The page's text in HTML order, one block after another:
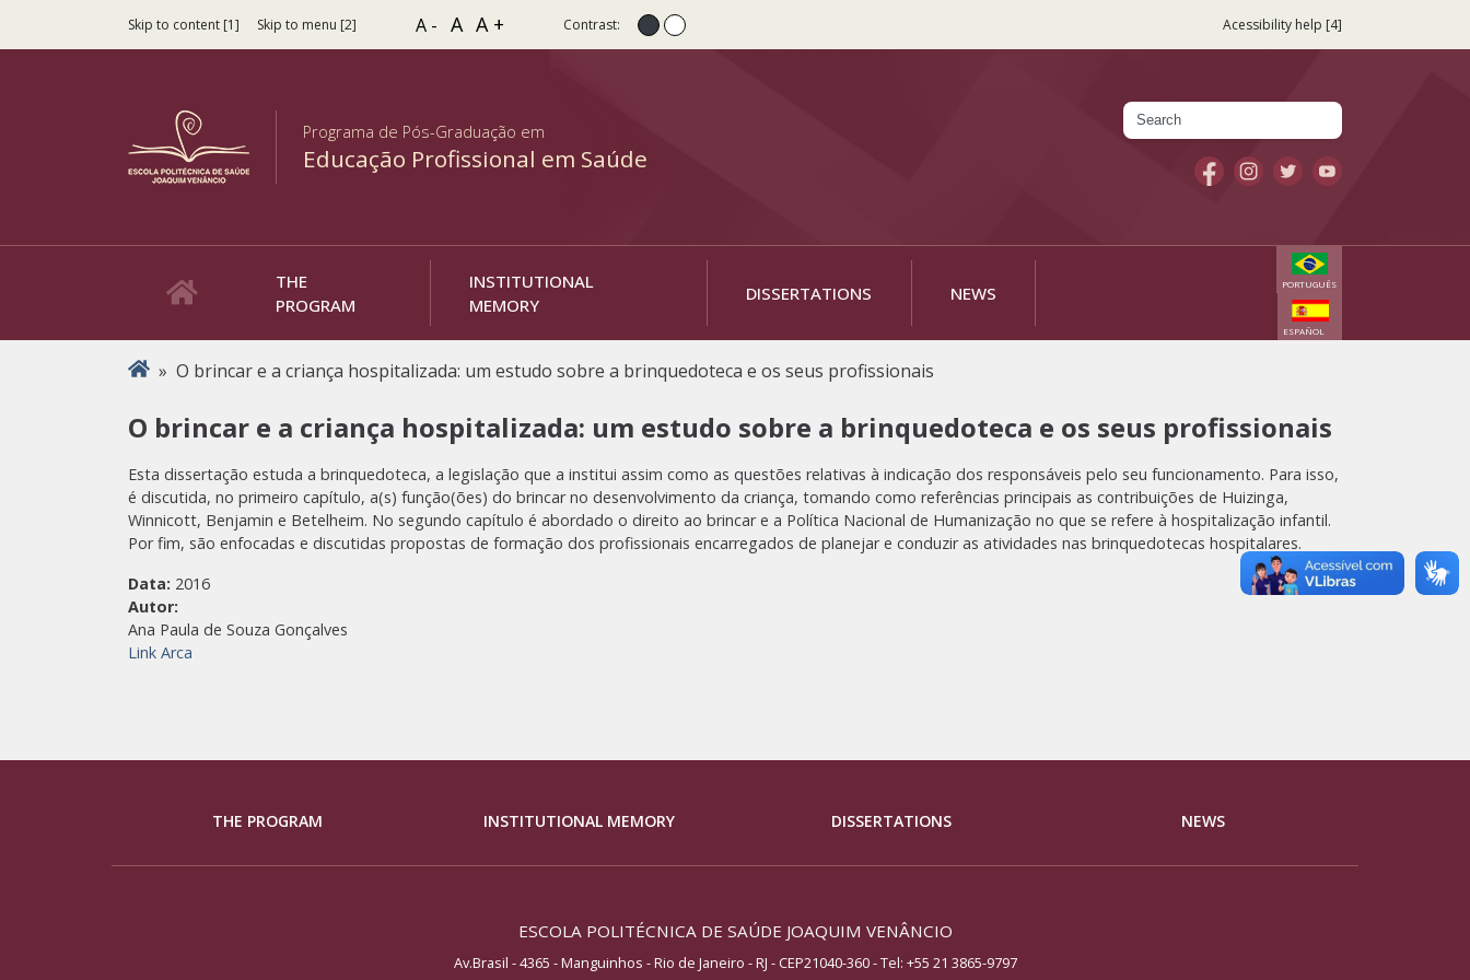
Skip to content [1] Skip to menu [2] A - A A + Contrast: Normal contrast
High contrast Acessibility help [4]
Programa de Pós-Graduação em
Educação Profissional em Saúde
Search form
Search
THE
PROGRAM
INSTITUTIONAL
MEMORY
DISSERTATIONS NEWS PORTUGUÊS
ESPAÑOL
You are here
» O brincar e a criança hospitalizada: um estudo sobre a brinquedoteca e os seus profissionais
O brincar e a criança hospitalizada: um estudo sobre a brinquedoteca e os seus profissionais
Esta dissertação estuda a brinquedoteca, a legislação que a institui assim como as questões relativas à indicação dos responsáveis pelo seu funcionamento. Para isso,
é discutida, no primeiro capítulo, a(s) função(ões) do brincar no desenvolvimento da criança, tomando como referências principais as contribuições de Huizinga,
Winnicott, Benjamin e Betelheim. No segundo capítulo é abordado o direito ao brincar e a Política Nacional de Humanização no que se refere à hospitalização infantil.
Por fim, são enfocadas e discutidas propostas de formação dos profissionais encarregados de planejar e conduzir as atividades nas brinquedotecas hospitalares.
Data: 2016
Autor:
Ana Paula de Souza Gonçalves
Link Arca
THE PROGRAM INSTITUTIONAL MEMORY DISSERTATIONS NEWS
ESCOLA POLITÉCNICA DE SAÚDE JOAQUIM VENÂNCIO
Av.Brasil - 4365 - Manguinhos - Rio de Janeiro - RJ - CEP21040-360- Tel: +55 21 3865-9797